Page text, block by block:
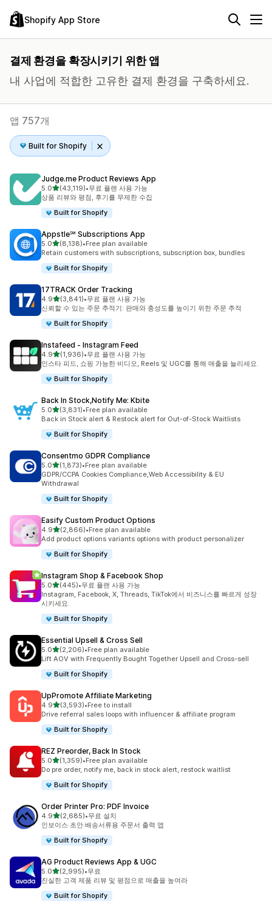
Shopify App Store
결제 환경을 확장시키기 위한 앱
내 사업에 적합한 고유한 결제 환경을 구축하세요.
앱 757개
Built for Shopify
Judge.me Product Reviews App
5.0별 5개 중
(43,119)
총 리뷰 43119개
•무료 플랜 사용 가능
상품 리뷰와 평점, 후기를 무제한 수집
Built for Shopify
Appstle℠ Subscriptions App
5.0별 5개 중
(8,138)
총 리뷰 8138개
•Free plan available
Retain customers with subscriptions, subscription box, bundles
Built for Shopify
17TRACK Order Tracking
4.9별 5개 중
(3,841)
총 리뷰 3841개
•무료 플랜 사용 가능
신뢰할 수 있는 주문 추적기: 판매와 충성도를 높이기 위한 주문 추적
Built for Shopify
Instafeed ‑ Instagram Feed
4.9별 5개 중
(1,936)
총 리뷰 1936개
•무료 플랜 사용 가능
인스타 피드, 쇼핑 가능한 비디오, Reels 및 UGC를 통해 매출을 늘리세요.
Built for Shopify
Back In Stock,Notify Me: Kbite
5.0별 5개 중
(3,831)
총 리뷰 3831개
•Free plan available
Back in Stock alert & Restock alert for Out-of-Stock Waitlists
Built for Shopify
Consentmo GDPR Compliance
5.0별 5개 중
(1,873)
총 리뷰 1873개
•Free plan available
GDPR/CCPA Cookies Compliance,Web Accessibility & EU
Withdrawal
Built for Shopify
Easify Custom Product Options
4.9별 5개 중
(2,866)
총 리뷰 2866개
•Free plan available
Add product options variants options with product personalizer
Built for Shopify
Instagram Shop & Facebook Shop
5.0별 5개 중
(445)
총 리뷰 445개
•무료 플랜 사용 가능
Instagram, Facebook, X, Threads, TikTok에서 비즈니스를 빠르게 성장
시키세요.
Built for Shopify
Essential Upsell & Cross Sell
5.0별 5개 중
(2,206)
총 리뷰 2206개
•Free plan available
Lift AOV with Frequently Bought Together Upsell and Cross-sell
Built for Shopify
UpPromote Affiliate Marketing
4.9별 5개 중
(3,593)
총 리뷰 3593개
•Free to install
Drive referral sales loops with influencer & affiliate program
Built for Shopify
REZ Preorder, Back In Stock
5.0별 5개 중
(1,359)
총 리뷰 1359개
•Free plan available
Do pre order, notify me, back in stock alert, restock waitlist
Built for Shopify
Order Printer Pro: PDF Invoice
4.9별 5개 중
(2,685)
총 리뷰 2685개
•무료 설치
인보이스·초안·배송서류용 주문서 출력 앱
Built for Shopify
AG Product Reviews App & UGC
5.0별 5개 중
(2,995)
총 리뷰 2995개
•무료
진실한 고객 제품 리뷰 및 평점으로 매출을 높여라
Built for Shopify